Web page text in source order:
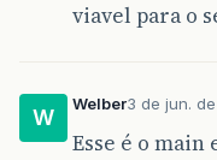
viavel para o
W
Welber3 de jun.
Esse é o